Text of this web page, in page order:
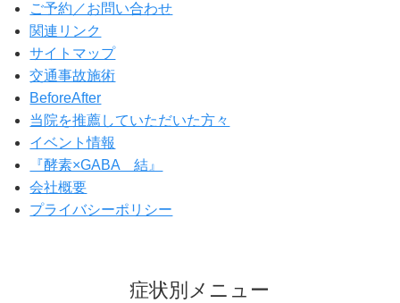
ご予約／お問い合わせ
関連リンク
サイトマップ
交通事故施術
BeforeAfter
当院を推薦していただいた方々
イベント情報
『酵素×GABA 結』
会社概要
プライバシーポリシー
症状別メニュー